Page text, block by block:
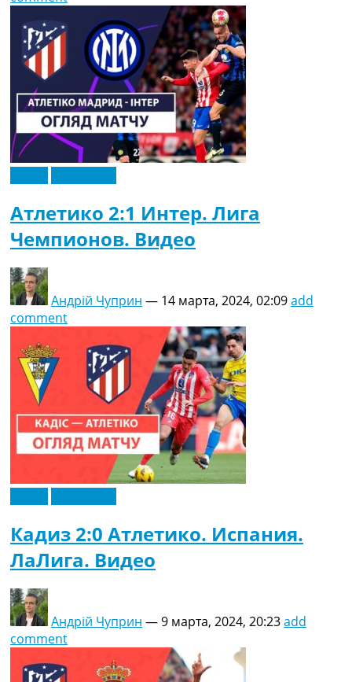
Атлетико 2:1 Интер. Лига
Чемпионов. Видео
Андрій Чуприн — 14 марта, 2024, 02:09add
comment
Кадиз 2:0 Атлетико. Испания.
ЛаЛига. Видео
Андрій Чуприн —9 марта, 2024, 20:23add
comment